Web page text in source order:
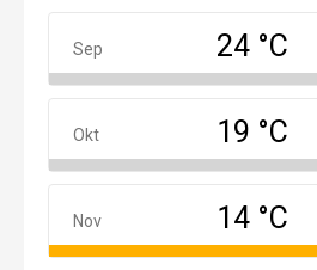
September
Sep 24 °C
Október
Okt 19 °C
November
Nov 14 °C